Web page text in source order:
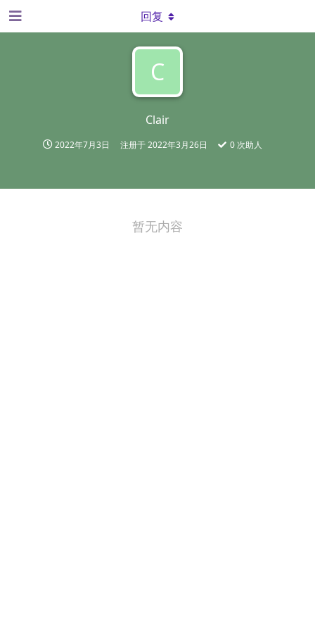
C
Clair
2022年7月3日 注册于2022年3月26日 0次助人
回复
暂无内容